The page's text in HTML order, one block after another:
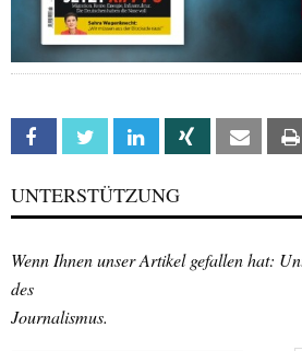
Facebook Twitter Linkedin Xing Email
UNTERSTÜTZUNG
Wenn Ihnen unser Artikel gefallen hat:
des
Journalismus.